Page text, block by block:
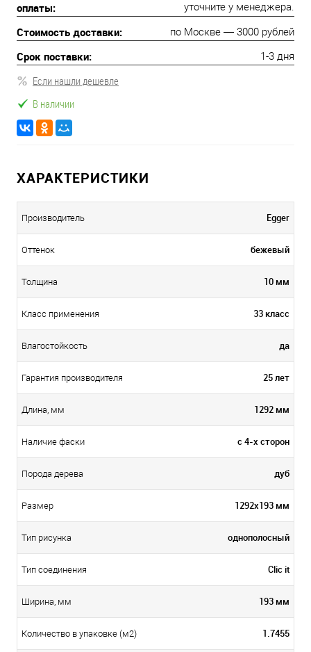
оплаты:
уточните у менеджера.
Стоимость доставки: по Москве — 3000 рублей
Срок поставки: 1-3 дня
Если нашли дешевле
В наличии
ХАРАКТЕРИСТИКИ
Производитель Egger
Оттенок бежевый
Толщина 10 мм
Класс применения 33 класс
Влагостойкость да
Гарантия производителя 25 лет
Длина, мм 1292 мм
Наличие фаски с 4-х сторон
Порода дерева дуб
Размер 1292x193 мм
Тип рисунка однополосный
Тип соединения Clic it
Ширина, мм 193 мм
Количество в упаковке (м2) 1.7455